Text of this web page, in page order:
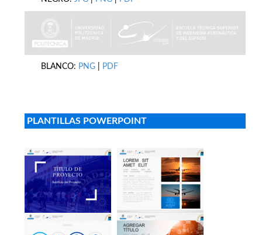
BLANCO: PNG PDF
PLANTILLAS POWERPOINT